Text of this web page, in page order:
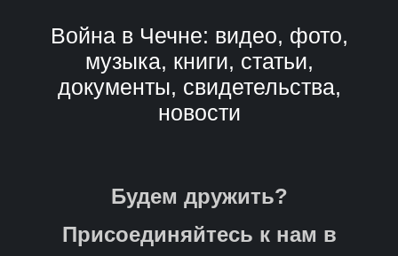
Война в Чечне: видео, фото,
музыка, книги, статьи,
документы, свидетельства,
новости
Будем дружить?
Присоединяйтесь к нам в